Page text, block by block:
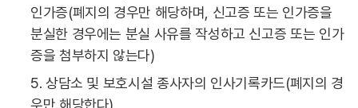
인가증(폐지의 경우만 해당하며, 신고증 또는 인가증을
분실한 경우에는 분실 사유를 작성하고 신고증 또는 인가
증을 첨부하지 않는다)
5. 상담소 및 보호시설 종사자의 인사기록카드(폐지의 경
우만 해당한다)